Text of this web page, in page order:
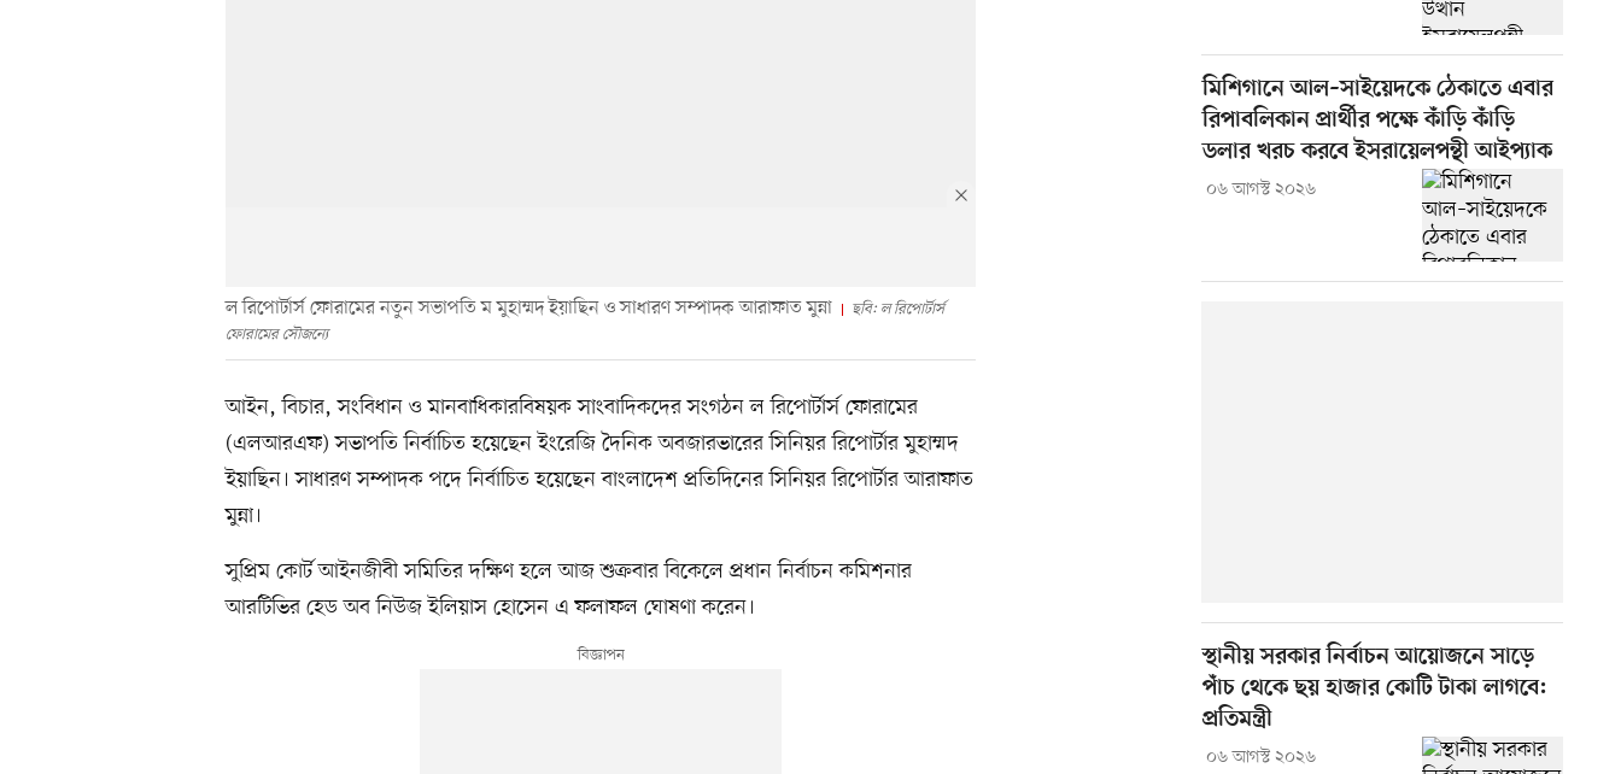
ল রিপোর্টার্স ফোরামের নতুন সভাপতি ম মুহাম্মদ ইয়াছিন ও সাধারণ সম্পাদক আরাফাত মুন্না
ছবি: ল রিপোর্টার্স
ফোরামের সৌজন্যে
আইন, বিচার, সংবিধান ও মানবাধিকারবিষয়ক সাংবাদিকদের সংগঠন ল রিপোর্টার্স ফোরামের
(এলআরএফ) সভাপতি নির্বাচিত হয়েছেন ইংরেজি দৈনিক অবজারভারের সিনিয়র রিপোর্টার মুহাম্মদ
ইয়াছিন। সাধারণ সম্পাদক পদে নির্বাচিত হয়েছেন বাংলাদেশ প্রতিদিনের সিনিয়র রিপোর্টার আরাফাত
মুন্না।
সুপ্রিম কোর্ট আইনজীবী সমিতির দক্ষিণ হলে আজ শুক্রবার বিকেলে প্রধান নির্বাচন কমিশনার
আরটিভির হেড অব নিউজ ইলিয়াস হোসেন এ ফলাফল ঘোষণা করেন।
মিশিগানে আল–সাইয়েদকে ঠেকাতে এবার
রিপাবলিকান প্রার্থীর পক্ষে কাঁড়ি কাঁড়ি
ডলার খরচ করবে ইসরায়েলপন্থী আইপ্যাক
০৬ আগস্ট ২০২৬
স্থানীয় সরকার নির্বাচন আয়োজনে সাড়ে
পাঁচ থেকে ছয় হাজার কোটি টাকা লাগবে:
প্রতিমন্ত্রী
০৬ আগস্ট ২০২৬